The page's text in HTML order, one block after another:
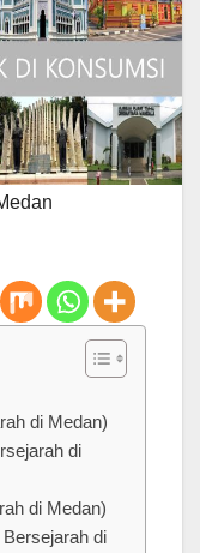
di Medan)
di
di Medan)
di